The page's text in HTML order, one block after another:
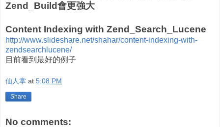
Zend_Build會更強大
Content Indexing with Zend_Search_Lucene
http://www.slideshare.net/shahar/content-indexing-with-
zendsearchlucene/
目前看到最好的例子
仙人掌 at 5:08 PM
Share
No comments: